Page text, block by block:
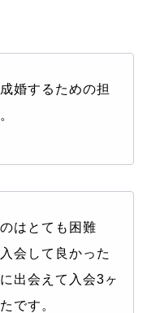
婚するための担
はとても困難
会して良かった
出会えて入会3ヶ
です。